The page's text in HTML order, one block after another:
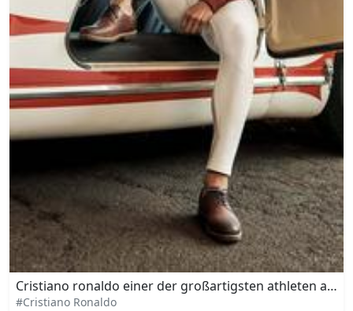
Cristiano ronaldo einer der großartigsten athleten aller
#Cristiano Ronaldo